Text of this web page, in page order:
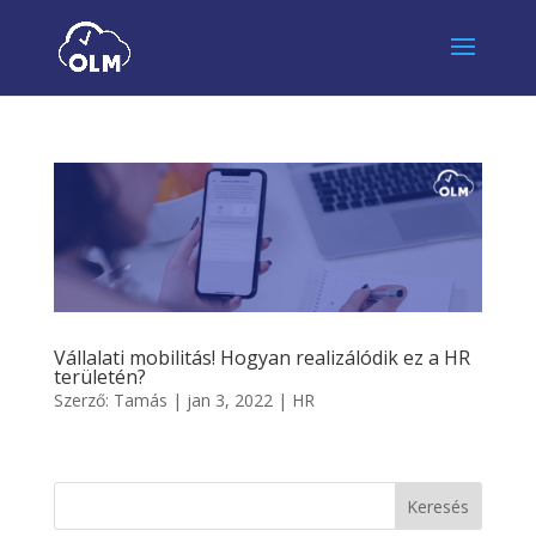
Vállalati mobilitás! Hogyan realizálódik ez a HR
területén?
Szerző: Tamás | jan 3, 2022| HR